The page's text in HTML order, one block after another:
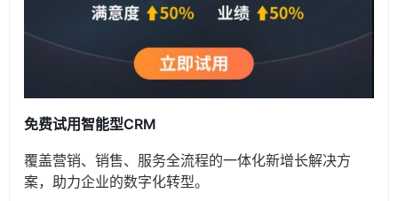
免费试用智能型CRM
覆盖营销、销售、服务全流程的一体化新增长解决方
案，助力企业的数字化转型。